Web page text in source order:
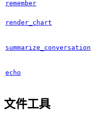
remember
render_chart
summarize_conversation
echo
文件工具